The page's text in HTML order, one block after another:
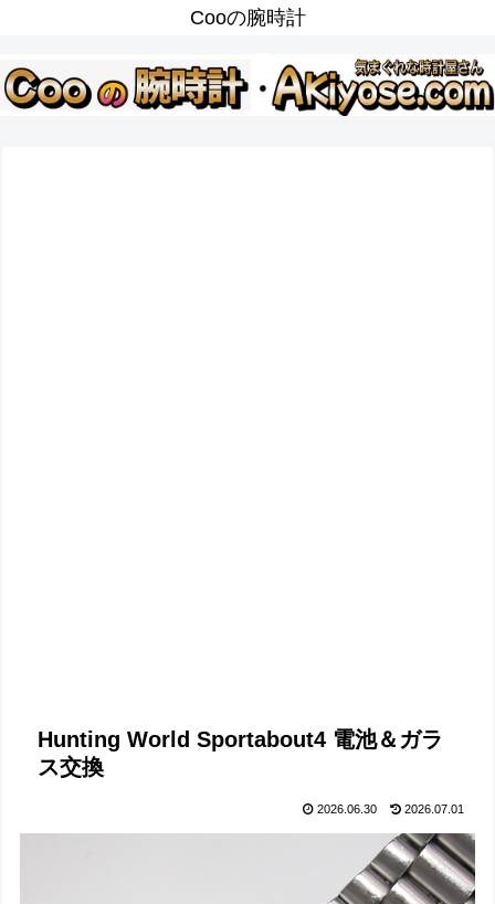
Cooの腕時計
Hunting World Sportabout4 電池＆ガラ
ス交換
2026.06.30 2026.07.01